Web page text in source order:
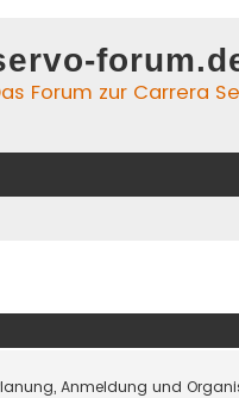
Forum zur Carrera
Anmeldung und